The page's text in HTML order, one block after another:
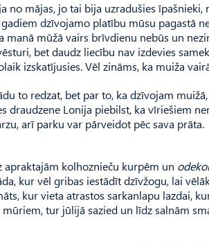
no mājas, jo tai bija uzradušies
dzīvojamo platību mūsu pagastā
manā mūžā vairs brīvdienu nebūs un
bet daudz liecību nav izdevies
izskatījusies. Vēl zināms, ka muiža
to redzat, bet par to, ka dzīvojam
draudzene Lonija piebilst, ka vīriešiem
arī parku var pārveidot pēc sava prāta.
apraktajām kolhoznieču kurpēm un
kur vēl gribas iestādīt dzīvžogu, lai
kur vieta atrastos sarkanlapu lazdai,
tur jūlijā sazied un līdz salnām